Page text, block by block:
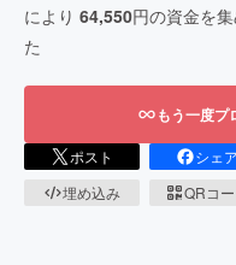
により 64,550円の資金を集
た
もう一度プ
ポスト シェア
埋め込み
QRコ